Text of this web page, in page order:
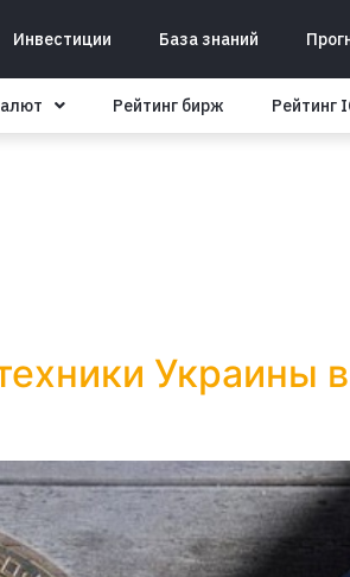
Инвестиции База знаний
Рейтинг бирж Рейтинг
Украины